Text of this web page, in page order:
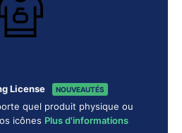
License NOUVEAUTÉS
quel produit physique ou
icônes Plus d'informations